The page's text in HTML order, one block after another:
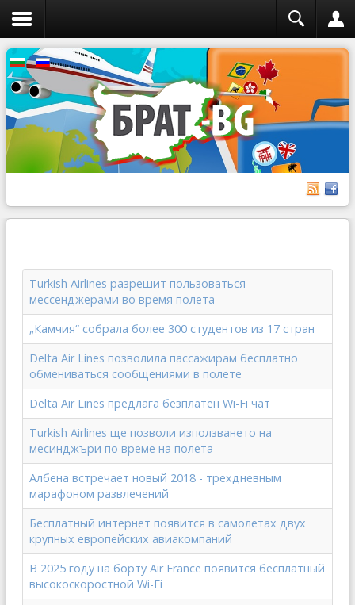
Turkish Airlines разрешит пользоваться
мессенджерами во время полета
„Камчия“ собрала более 300 студентов из 17 стран
Delta Air Lines позволила пассажирам бесплатно
обмениваться сообщениями в полете
Delta Air Lines предлага безплатен Wi-Fi чат
Turkish Airlines ще позволи използването на
месинджъри по време на полета
Албена встречает новый 2018 - трехдневным
марафоном развлечений
Бесплатный интернет появится в самолетах двух
крупных европейских авиакомпаний
В 2025 году на борту Air France появится бесплатный
высокоскоростной Wi-Fi